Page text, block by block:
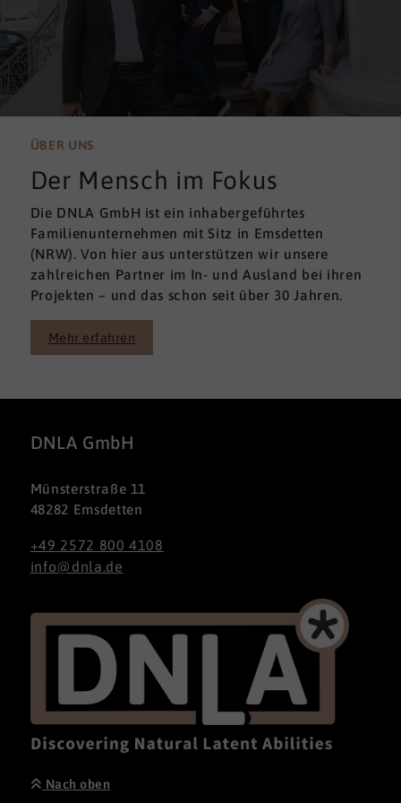
ÜBER UNS
Der Mensch im Fokus
Die DNLA GmbH ist ein inhabergeführtes
Familienunternehmen mit Sitz in Emsdetten
(NRW). Von hier aus unterstützen wir unsere
zahlreichen Partner im In- und Ausland bei ihren
Projekten – und das schon seit über 30 Jahren.
Mehr erfahren
DNLA GmbH
Münsterstraße 11
48282 Emsdetten
+49 2572 800 4108
info@dnla.de
Nach oben